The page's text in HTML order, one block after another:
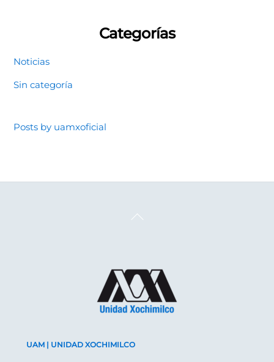
Categorías
Noticias
Sin categoría
Posts by uamxoficial
Back
UAM | UNIDAD XOCHIMILCO